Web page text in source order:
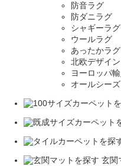
防音ラグ
防ダニラグ
シャギーラグ
ウールラグ
あったかラグ
北欧デザイ
ヨーロッパ
オールシー
玄関